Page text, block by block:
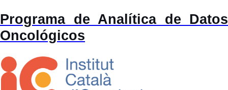
Programa de Analítica de Datos
Oncológicos